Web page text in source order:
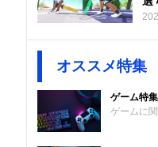
オススメ特集
ゲーム特集
ゲームに